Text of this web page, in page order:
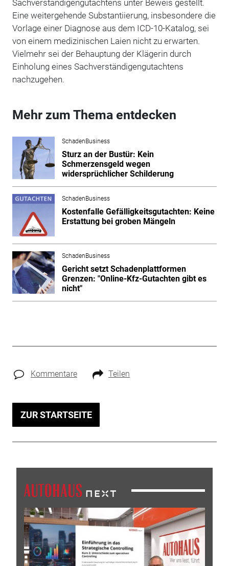
Sachverständigengutachtens unter Beweis gestellt.
Eine weitergehende Substantiierung, insbesondere die
Vorlage einer Diagnose aus dem ICD-10-Katalog, sei
von einem medizinischen Laien nicht zu erwarten.
Vielmehr sei der Behauptung der Klägerin durch
Einholung eines Sachverständigengutachtens
nachzugehen.
Mehr zum Thema entdecken
SchadenBusiness
Sturz an der Bustür: Kein
Schmerzensgeld wegen
widersprüchlicher Schilderung
SchadenBusiness
Kostenfalle Gefälligkeitsgutachten: Keine
Erstattung bei groben Mängeln
SchadenBusiness
Gericht setzt Schadenplattformen
Grenzen: "Online-Kfz-Gutachten gibt es
nicht"
Kommentare Teilen
ZUR STARTSEITE